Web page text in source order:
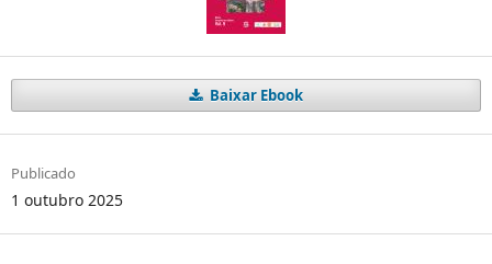
Baixar Ebook
Publicado
1 outubro 2025